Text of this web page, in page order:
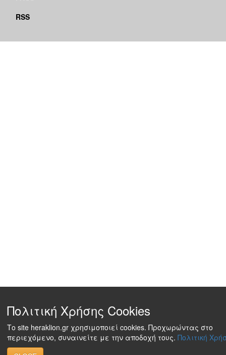
RSS
Πολιτική Χρήσης Cookies
Το site heraklion.gr χρησιμοποιεί cookies. Προχωρώντας στο
περιεχόμενο, συναινείτε με την αποδοχή τους. Πολιτική